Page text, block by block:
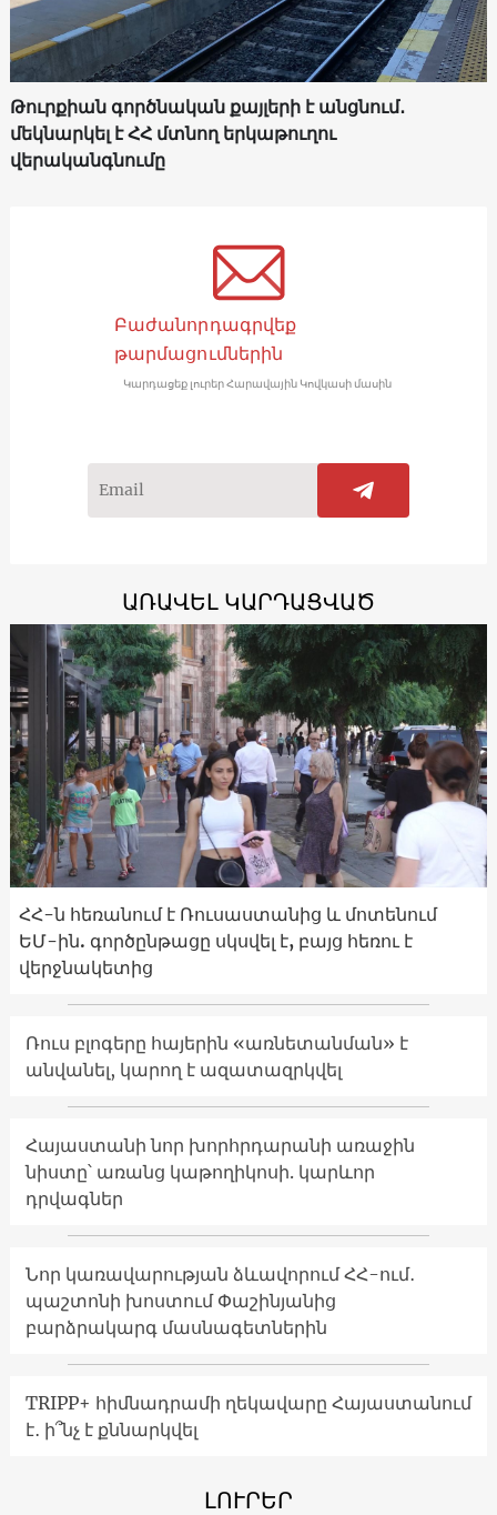
Թուրքիան գործնական քայլերի է անցնում․
մեկնարկել է ՀՀ մտնող երկաթուղու
վերականգնումը
Բաժանորդագրվեք
թարմացումներին
Կարդացեք լուրեր Հարավային Կովկասի մասին
ԱՌԱՎԵԼ ԿԱՐԴԱՑՎԱԾ
ՀՀ-ն հեռանում է Ռուսաստանից և մոտենում
ԵՄ-ին. գործընթացը սկսվել է, բայց հեռու է
վերջնակետից
Ռուս բլոգերը հայերին «առնետանման» է
անվանել, կարող է ազատազրկվել
Հայաստանի նոր խորհրդարանի առաջին
նիստը՝ առանց կաթողիկոսի. կարևոր
դրվագներ
Նոր կառավարության ձևավորում ՀՀ-ում․
պաշտոնի խոստում Փաշինյանից
բարձրակարգ մասնագետներին
TRIPP+ հիմնադրամի ղեկավարը Հայաստանում
է․ ի՞նչ է քննարկվել
ԼՈՒՐԵՐ